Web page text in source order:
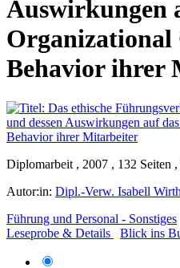
Auswirkungen
Organizational
Behavior ihrer
Diplomarbeit , 2007 , 132 Seiten
Autor:in: Dipl.-Verw. Isabell
Führung und Personal - Sonstiges
Leseprobe & Details
Blick ins